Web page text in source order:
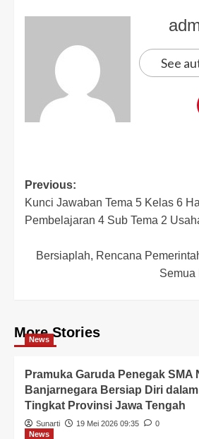
See
Previous:
Kunci Jawaban Tema 5 Kelas 6
Pembelajaran 4 Sub Tema 2
Bersiaplah, Rencana
Semua
More Stories
News
Pramuka Garuda Penegak SMA
Banjarnegara Bersiap Diri
Tingkat Provinsi Jawa Tengah
Sunarti 19 Mei 2026 09:35
0
News